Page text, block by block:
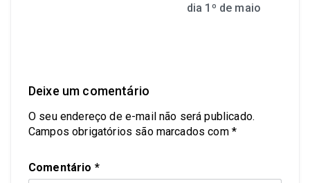
dia 1º de maio
Deixe um comentário
O seu endereço de e-mail não será publicado.
Campos obrigatórios são marcados com *
Comentário *